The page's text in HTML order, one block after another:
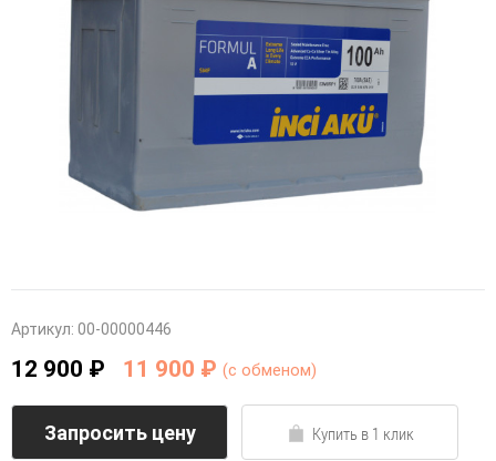
Артикул: 00-00000446
12 900 ₽ 11 900 ₽ (c обменом)
Запросить цену Купить в 1 клик